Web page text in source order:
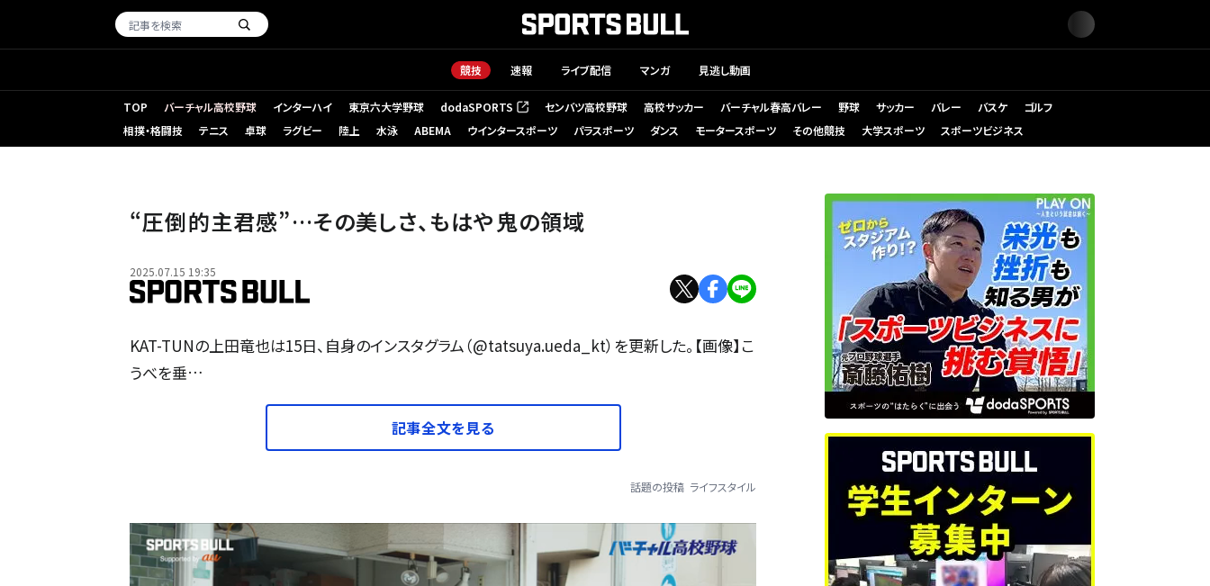
競技 速報 ライブ配信 マンガ 見逃し動画
TOP バーチャル高校野球 インターハイ 東京六大学野球 dodaSPORTS
（新しいタブで開く） センバツ高校野球 高校サッカー バーチャル春高バレー 野球 サッカー バレー バスケ
ゴルフ
相撲・格闘技
テニス 卓球 ラグビー 陸上 水泳 ABEMA ウインタースポーツ パラスポーツ ダンス モータースポーツ その他競技 大学スポーツ スポーツビジネス
“圧倒的主君感”…その美しさ、もはや鬼の領域
2025.07.15 19:35
KAT-TUNの上田竜也は15日、自身のインスタグラム（@tatsuya.ueda_kt）を更新した。【画像】こ
うべを垂…
記事全文を見る
話題の投稿 ライフスタイル